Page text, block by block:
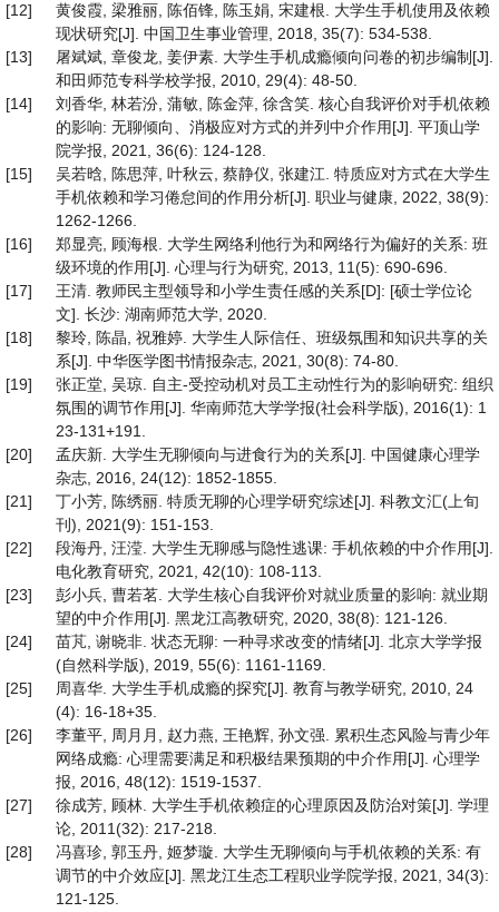
[12]
黄俊霞, 梁雅丽, 陈佰锋, 陈玉娟, 宋建根. 大学生手机使用及依赖
现状研究[J]. 中国卫生事业管理, 2018, 35(7): 534-538.
[13]
屠斌斌, 章俊龙, 姜伊素. 大学生手机成瘾倾向问卷的初步编制[J].
和田师范专科学校学报, 2010, 29(4): 48-50.
[14]
刘香华, 林若汾, 蒲敏, 陈金萍, 徐含笑. 核心自我评价对手机依赖
的影响: 无聊倾向、消极应对方式的并列中介作用[J]. 平顶山学
院学报, 2021, 36(6): 124-128.
[15]
吴若晗, 陈思萍, 叶秋云, 蔡静仪, 张建江. 特质应对方式在大学生
手机依赖和学习倦怠间的作用分析[J]. 职业与健康, 2022, 38(9):
1262-1266.
[16]
郑显亮, 顾海根. 大学生网络利他行为和网络行为偏好的关系: 班
级环境的作用[J]. 心理与行为研究, 2013, 11(5): 690-696.
[17]
王清. 教师民主型领导和小学生责任感的关系[D]: [硕士学位论
文]. 长沙: 湖南师范大学, 2020.
[18]
黎玲, 陈晶, 祝雅婷. 大学生人际信任、班级氛围和知识共享的关
系[J]. 中华医学图书情报杂志, 2021, 30(8): 74-80.
[19]
张正堂, 吴琼. 自主-受控动机对员工主动性行为的影响研究: 组织
氛围的调节作用[J]. 华南师范大学学报(社会科学版), 2016(1): 1
23-131+191.
[20]
孟庆新. 大学生无聊倾向与进食行为的关系[J]. 中国健康心理学
杂志, 2016, 24(12): 1852-1855.
[21]
丁小芳, 陈绣丽. 特质无聊的心理学研究综述[J]. 科教文汇(上旬
刊), 2021(9): 151-153.
[22]
段海丹, 汪滢. 大学生无聊感与隐性逃课: 手机依赖的中介作用[J].
电化教育研究, 2021, 42(10): 108-113.
[23]
彭小兵, 曹若茗. 大学生核心自我评价对就业质量的影响: 就业期
望的中介作用[J]. 黑龙江高教研究, 2020, 38(8): 121-126.
[24]
苗芃, 谢晓非. 状态无聊: 一种寻求改变的情绪[J]. 北京大学学报
(自然科学版), 2019, 55(6): 1161-1169.
[25]
周喜华. 大学生手机成瘾的探究[J]. 教育与教学研究, 2010, 24
(4): 16-18+35.
[26]
李董平, 周月月, 赵力燕, 王艳辉, 孙文强. 累积生态风险与青少年
网络成瘾: 心理需要满足和积极结果预期的中介作用[J]. 心理学
报, 2016, 48(12): 1519-1537.
[27]
徐成芳, 顾林. 大学生手机依赖症的心理原因及防治对策[J]. 学理
论, 2011(32): 217-218.
[28]
冯喜珍, 郭玉丹, 姬梦璇. 大学生无聊倾向与手机依赖的关系: 有
调节的中介效应[J]. 黑龙江生态工程职业学院学报, 2021, 34(3):
121-125.